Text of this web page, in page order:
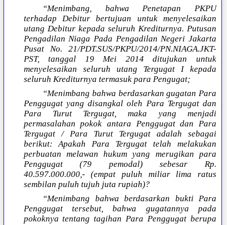
“Menimbang, bahwa Penetapan PKPU
terhadap Debitur bertujuan untuk menyelesaikan
utang Debitur kepada seluruh Krediturnya. Putusan
Pengadilan Niaga Pada Pengadilan Negeri Jakarta
Pusat No. 21/PDT.SUS/PKPU/2014/PN.NIAGA.JKT-
PST, tanggal 19 Mei 2014 ditujukan untuk
menyelesaikan seluruh utang Tergugat I kepada
seluruh Krediturnya termasuk para Pengugat;
“Menimbang bahwa berdasarkan gugatan Para
Penggugat yang disangkal oleh Para Tergugat dan
Para Turut Tergugat, maka yang menjadi
permasalahan pokok antara Penggugat dan Para
Tergugat / Para Turut Tergugat adalah sebagai
berikut: Apakah Para Tergugat telah melakukan
perbuatan melawan hukum yang merugikan para
Penggugat (79 pemodal) sebesar Rp.
40.597.000.000,- (empat puluh miliar lima ratus
sembilan puluh tujuh juta rupiah)?
“Menimbang bahwa berdasarkan bukti Para
Penggugat tersebut, bahwa gugatannya pada
pokoknya tentang tagihan Para Penggugat berupa